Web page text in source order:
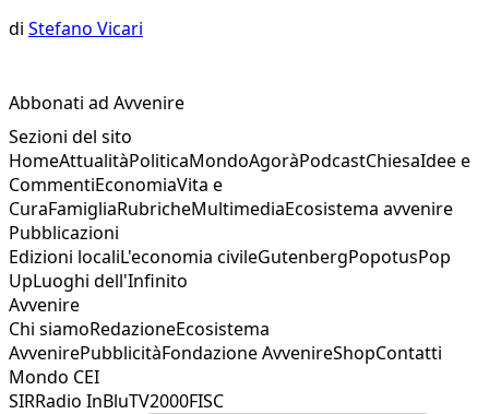
di Stefano Vicari
Abbonati ad Avvenire
Sezioni del sito
HomeAttualitàPoliticaMondoAgoràPodcastChiesaIdee e
CommentiEconomiaVita e
CuraFamigliaRubricheMultimediaEcosistema avvenire
Pubblicazioni
Edizioni localiL'economia civileGutenbergPopotusPop
UpLuoghi dell'Infinito
Avvenire
Chi siamoRedazioneEcosistema
AvvenirePubblicitàFondazione AvvenireShopContatti
Mondo CEI
SIRRadio InBluTV2000FISC